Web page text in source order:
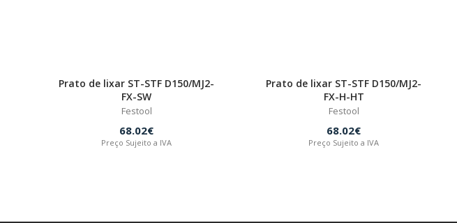
Prato de lixar ST-STF D150/MJ2-
FX-SW
Festool
68.02€
Preço Sujeito a IVA
Prato de lixar ST-STF D150/MJ2-
FX-H-HT
Festool
68.02€
Preço Sujeito a IVA